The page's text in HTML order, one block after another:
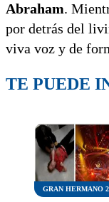
Abraham.
por detrás del
viva voz y de
TE PUEDE
GRAN HERMANO